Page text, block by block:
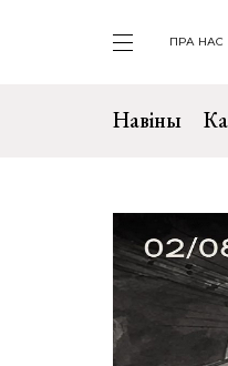
ПРА НАС
Навіны